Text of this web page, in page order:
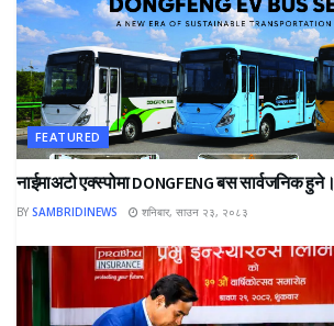
FEATURED
नाईमाअटो एक्स्पोमा DONGFENG बस सार्वजनिक हुने।
BY SAMBRIDINEWS शनिबार, साउन २३, २०८३